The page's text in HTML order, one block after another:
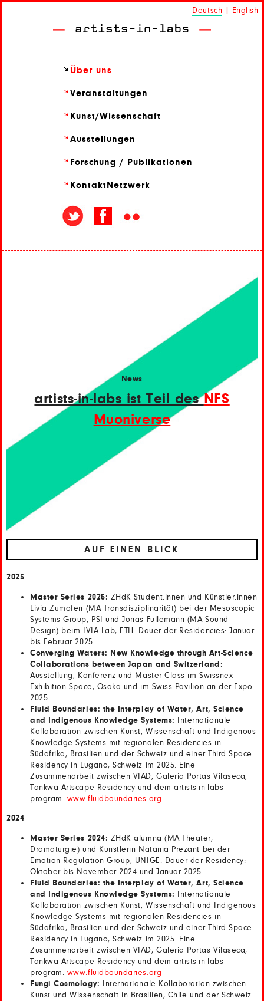
Deutsch English
Über uns
Veranstaltungen
Kunst/Wissenschaft
Ausstellungen
Forschung / Publikationen
Kontakt Netzwerk
News
artists-in-labs ist Teil desNFS
Muoniverse
AUF EINEN BLICK
2025
Master Series 2025: ZHdK Student:innen und Künstler:innen
Livia Zumofen (MA Transdisziplinarität) bei der Mesoscopic
Systems Group, PSI und Jonas Füllemann (MA Sound
Design) beim IVIA Lab, ETH. Dauer der Residencies: Januar
bis Februar 2025.
Converging Waters: New Knowledge through Art-Science
Collaborations between Japan and Switzerland:
Ausstellung, Konferenz und Master Class im Swissnex
Exhibition Space, Osaka und im Swiss Pavilion an der Expo
2025.
Fluid Boundaries: the Interplay of Water, Art, Science
and Indigenous Knowledge Systems: Internationale
Kollaboration zwischen Kunst, Wissenschaft und Indigenous
Knowledge Systems mit regionalen Residencies in
Südafrika, Brasilien und der Schweiz und einer Third Space
Residency in Lugano, Schweiz im 2025. Eine
Zusammenarbeit zwischen VIAD, Galeria Portas Vilaseca,
Tankwa Artscape Residency und dem artists-in-labs
program. www.fluidboundaries.org
2024
Master Series 2024: ZHdK alumna (MA Theater,
Dramaturgie) und Künstlerin Natania Prezant bei der
Emotion Regulation Group, UNIGE. Dauer der Residency:
Oktober bis November 2024 und Januar 2025.
Fluid Boundaries: the Interplay of Water, Art, Science
and Indigenous Knowledge Systems: Internationale
Kollaboration zwischen Kunst, Wissenschaft und Indigenous
Knowledge Systems mit regionalen Residencies in
Südafrika, Brasilien und der Schweiz und einer Third Space
Residency in Lugano, Schweiz im 2025. Eine
Zusammenarbeit zwischen VIAD, Galeria Portas Vilaseca,
Tankwa Artscape Residency und dem artists-in-labs
program. www.fluidboundaries.org
Fungi Cosmology: Internationale Kollaboration zwischen
Kunst und Wissenschaft in Brasilien, Chile und der Schweiz.